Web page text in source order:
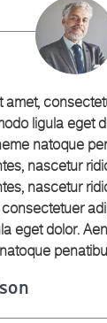
amet,
ligula eget
natoque
nascetur
nascetur
eget dolor.